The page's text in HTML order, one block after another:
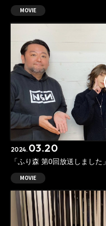
MOVIE
2024. 03.20
「ふり森 第0回放送しました」
MOVIE